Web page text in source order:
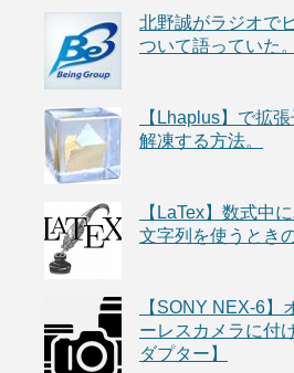
北野誠がラジオで
ついて語っていた。
【Lhaplus】で拡
解凍する方法。
【LaTex】数式中
文字列を使うとき
【SONY NEX-6】
ーレスカメラに付
ダプター】